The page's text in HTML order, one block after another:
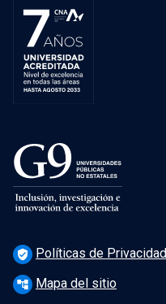
verified_user Políticas de Privacidad
account_tree Mapa del sitio